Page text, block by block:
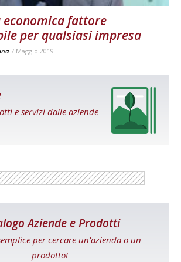
fattore
per qualsiasi impresa
7 Maggio 2019
e servizi dalle aziende
Aziende e Prodotti
per cercare un'azienda o un
prodotto!